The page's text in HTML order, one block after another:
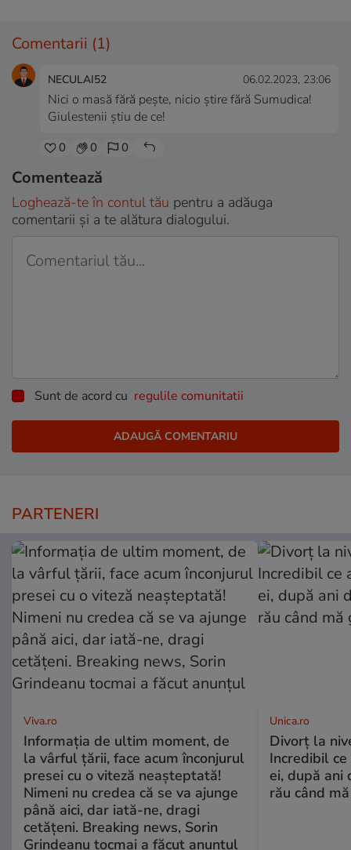
Comentarii (1)
NECULAI52 06.02.2023, 23:06
Nici o masă fără pește, nicio știre fără Sumudica!
Giulestenii știu de ce!
0 0 0
Comentează
Loghează-te în contul tău pentru a adăuga
comentarii și a te alătura dialogului.
Sunt de acord cu regulile comunitatii
PARTENERI
Viva.ro
Informația de ultim moment, de
la vârful țării, face acum înconjurul
presei cu o viteză neașteptată!
Nimeni nu credea că se va ajunge
până aici, dar iată-ne, dragi
cetățeni. Breaking news, Sorin
Grindeanu tocmai a făcut anunțul
Unica.ro
Divorț la
Incredibil
ei, după ani
rău când